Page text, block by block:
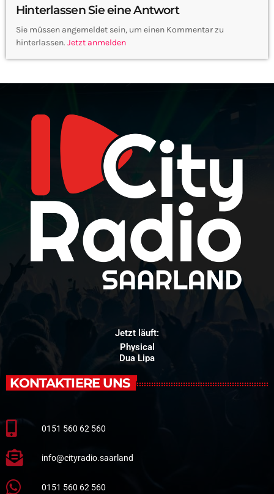
Hinterlassen Sie eine Antwort
Sie müssen angemeldet sein, um einen Kommentar zu
hinterlassen. Jetzt anmelden
Jetzt läuft:
Physical
Dua Lipa
KONTAKTIERE UNS
0151 560 62 560
info@cityradio.saarland
0151 560 62 560